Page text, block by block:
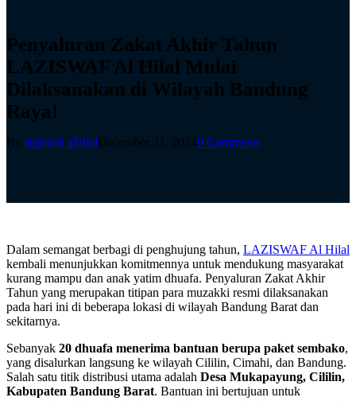
Penyaluran Zakat Akhir Tahun
LAZISWAF Al Hilal Mulai
Dilaksanakan di Wilayah Bandung
Raya!
By supriadi alhilalDecember 31, 20240 Comments
Dalam semangat berbagi di penghujung tahun, LAZISWAF Al Hilal
kembali menunjukkan komitmennya untuk mendukung masyarakat
kurang mampu dan anak yatim dhuafa. Penyaluran Zakat Akhir
Tahun yang merupakan titipan para muzakki resmi dilaksanakan
pada hari ini di beberapa lokasi di wilayah Bandung Barat dan
sekitarnya.
Sebanyak 20 dhuafa menerima bantuan berupa paket sembako,
yang disalurkan langsung ke wilayah Cililin, Cimahi, dan Bandung.
Salah satu titik distribusi utama adalah Desa Mukapayung, Cililin,
Kabupaten Bandung Barat. Bantuan ini bertujuan untuk